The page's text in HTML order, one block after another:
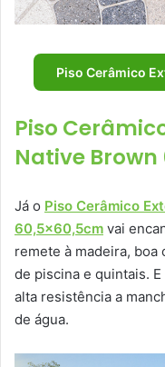
Piso Cerâmico
Piso
Native
Já o Piso Cerâmico
60,5×60,5cm vai
remete à madeira, boa
de piscina e quintais.
alta resistência a
de água.